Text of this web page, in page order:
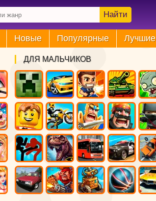
Найти
Новые Популярные Лучшие
ДЛЯ МАЛЬЧИКОВ